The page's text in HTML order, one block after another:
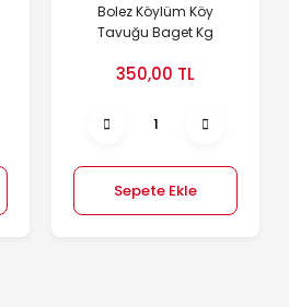
Bolez Köylüm Köy
Tavuğu Baget Kg
350,00 TL
Sepete Ekle